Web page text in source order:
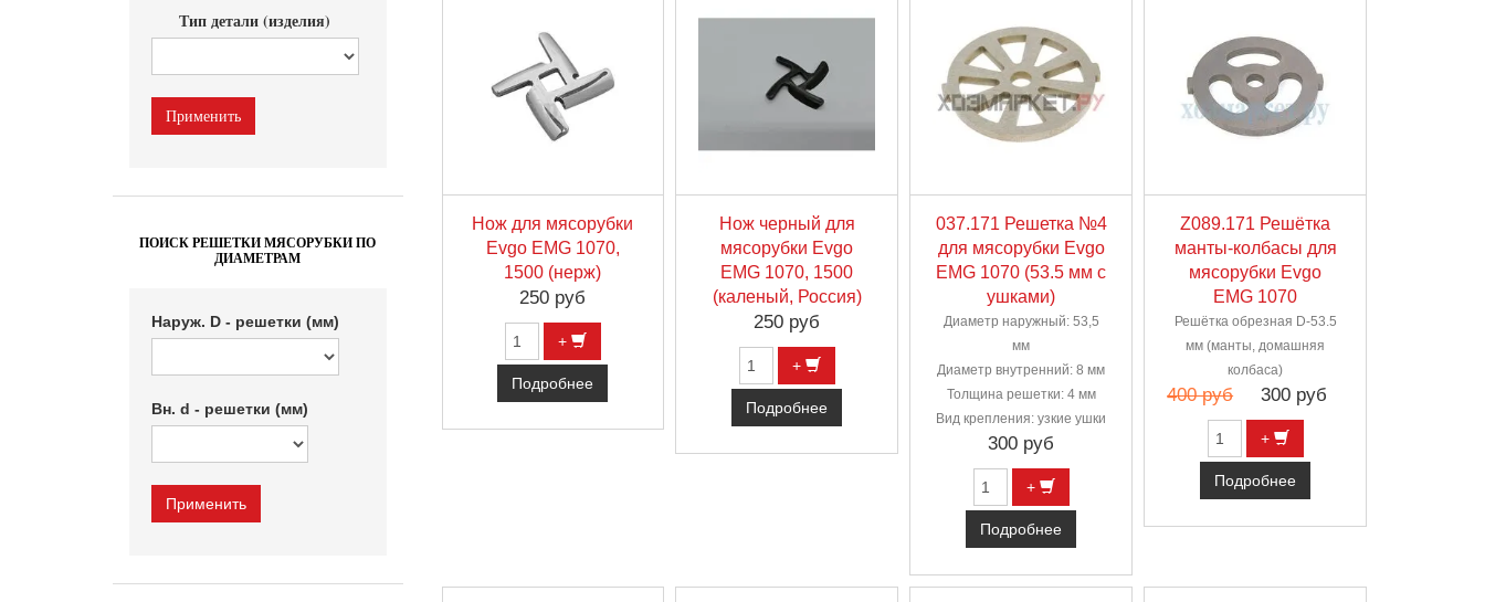
Нож для мясорубки
Evgo EMG 1070,
1500 (нерж)
250 руб
+
Подробнее
Нож черный для
мясорубки Evgo
EMG 1070, 1500
(каленый, Россия)
250 руб
+
Подробнее
037.171 Решетка №4
для мясорубки Evgo
EMG 1070 (53.5 мм с
ушками)
Диаметр наружный: 53,5
мм
Диаметр внутренний: 8 мм
Толщина решетки: 4 мм
Вид крепления: узкие ушки
300 руб
+
Подробнее
Z089.171 Решётка
манты-колбасы для
мясорубки Evgo
EMG 1070
Решётка обрезная D-53.5
мм (манты, домашняя
колбаса)
400 руб 300 руб
+
Подробнее
Тип детали (изделия)
ПОИСК РЕШЕТКИ МЯСОРУБКИ ПО
ДИАМЕТРАМ
Наруж. D - решетки (мм)
Вн. d - решетки (мм)